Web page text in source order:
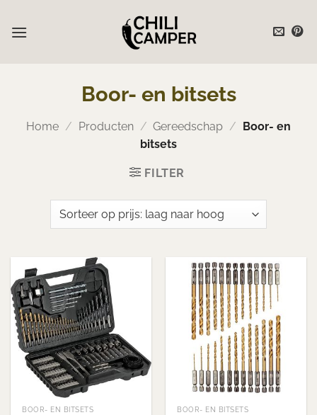
naar
Boor- en bitsets
Home / Producten / Gereedschap /
Boor- en
bitsets
FILTER
BOOR- EN BITSETS BOOR- EN BITSETS